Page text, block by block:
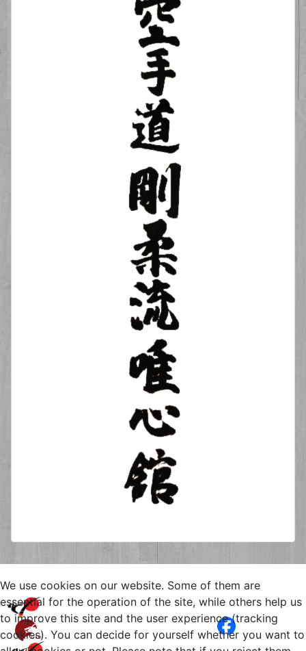
Copyright © 2026 Yuishinkan
Goju-Ryu Karate-Do Kamen
Bergkamen. All Rights Reserved.
Impressum
We use cookies on our website. Some of them are
essential for the operation of the site, while others help us
to improve this site and the user experience (tracking
cookies). You can decide for yourself whether you want to